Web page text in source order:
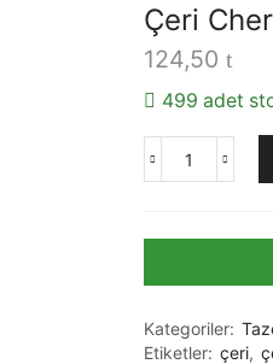
Çeri
124,50
499 adet
Çeri
500gr
Kategoriler:
Etiketler: çeri,